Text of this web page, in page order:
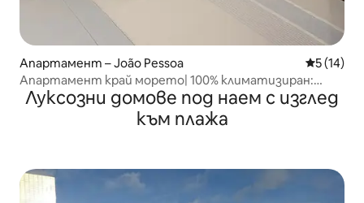
Апартамент – João Pessoa Средна
5 (14)
Апартамент край морето| 100% климатизиран:
всекидневна и спални
Луксозни домове под наем с изглед
към плажа